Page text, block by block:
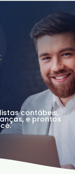
contábeis,
e prontos